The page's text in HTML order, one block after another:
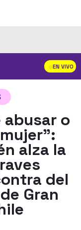
EN VIVO
o
alza la
del
Gran